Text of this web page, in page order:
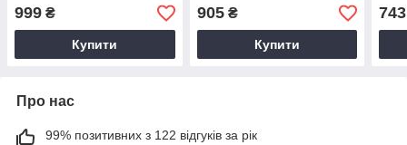
999 ₴
Купити
905₴
Купити
743
Про нас
99% позитивних з 122 відгуків за рік